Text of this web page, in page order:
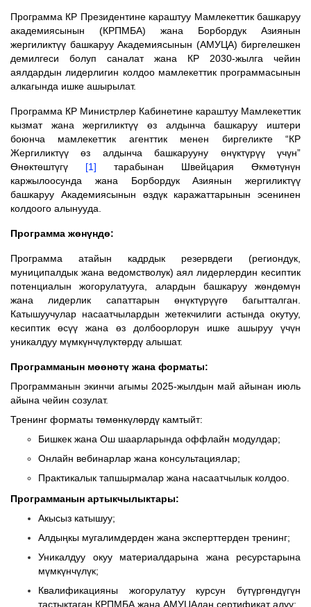
Программа КР Президентине караштуу Мамлекеттик башкаруу
академиясынын (КРПМБА) жана Борбордук Азиянын
жергиликтүү башкаруу Академиясынын (АМУЦА) биргелешкен
демилгеси болуп саналат жана КР 2030-жылга чейин
аялдардын лидерлигин колдоо мамлекеттик программасынын
алкагында ишке ашырылат.
Программа КР Министрлер Кабинетине караштуу Мамлекеттик
кызмат жана жергиликтүү өз алдынча башкаруу иштери
боюнча мамлекеттик агенттик менен биргеликте “КР
Жергиликтүү өз алдынча башкарууну өнүктүрүү үчүн”
Өнөктөштүгү [1] тарабынан Швейцария Өкмөтүнүн
каржылоосунда жана Борбордук Азиянын жергиликтүү
башкаруу Академиясынын өздүк каражаттарынын эсенинен
колдоого алынууда.
Программа жөнүндө:
Программа атайын кадрдык резервдеги (региондук,
муниципалдык жана ведомстволук) аял лидерлердин кесиптик
потенциалын жогорулатууга, алардын башкаруу жөндөмүн
жана лидерлик сапаттарын өнүктүрүүгө багытталган.
Катышуучулар насаатчылардын жетекчилиги астында окутуу,
кесиптик өсүү жана өз долбоорлорун ишке ашыруу үчүн
уникалдуу мүмкүнчүлүктөрдү алышат.
Программанын мөөнөтү жана форматы:
Программанын экинчи агымы 2025-жылдын май айынан июль
айына чейин созулат.
Тренинг форматы төмөнкүлөрдү камтыйт:
Бишкек жана Ош шаарларында оффлайн модулдар;
Онлайн вебинарлар жана консультациялар;
Практикалык тапшырмалар жана насаатчылык колдоо.
Программанын артыкчылыктары:
Акысыз катышуу;
Алдыңкы мугалимдерден жана эксперттерден тренинг;
Уникалдуу окуу материалдарына жана ресурстарына
мүмкүнчүлүк;
Квалификацияны жогорулатуу курсун бүтүргөндүгүн
тастыктаган КРПМБА жана АМУЦАдан сертификат алуу;